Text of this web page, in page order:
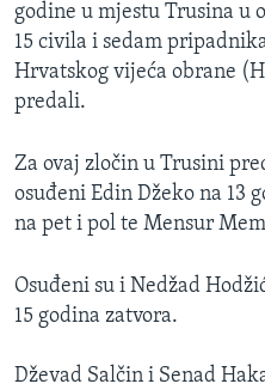
godine u mjestu Trusina u
15 civila i sedam
Hrvatskog vijeća obrane
predali.
Za ovaj zločin u Trusini
osuđeni Edin Džeko na 13
na pet i pol te Mensur
Osuđeni su i Nedžad
15 godina zatvora.
Dževad Salčin i Senad